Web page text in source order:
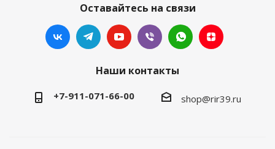
Оставайтесь на связи
Наши контакты
+7-911-071-66-00 shop@rir39.ru